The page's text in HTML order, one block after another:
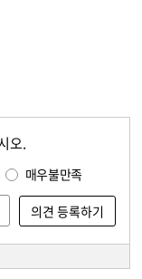
오.
매우불만족